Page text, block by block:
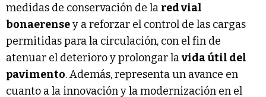
medidas de conservación de la red vial
bonaerensey a reforzar el control de las cargas
permitidas para la circulación, con el fin de
atenuar el deterioro y prolongar lavida útil del
pavimento. Además, representa un avance en
cuanto a la innovación y la modernización en el